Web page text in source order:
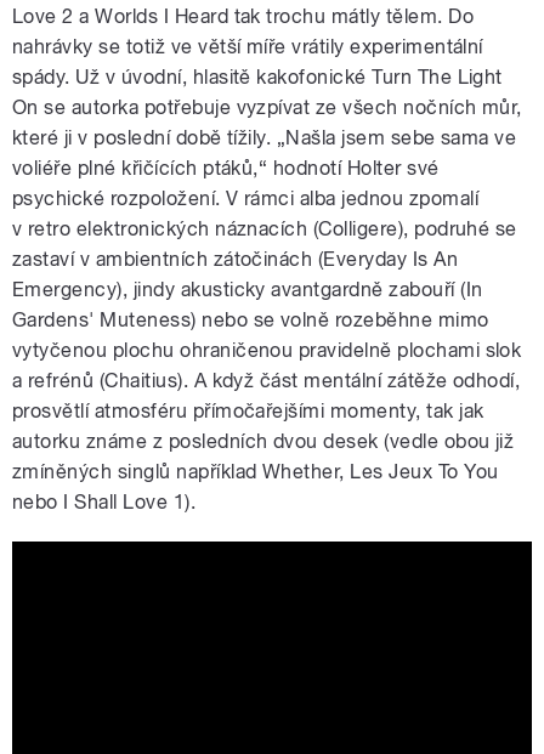
Love 2 a Worlds I Heard tak trochu mátly tělem. Do
nahrávky se totiž ve větší míře vrátily experimentální
spády. Už v úvodní, hlasitě kakofonické Turn The Light
On se autorka potřebuje vyzpívat ze všech nočních můr,
které ji v poslední době tížily. „Našla jsem sebe sama ve
voliéře plné křičících ptáků,“ hodnotí Holter své
psychické rozpoložení. V rámci alba jednou zpomalí
v retro elektronických náznacích (Colligere), podruhé se
zastaví v ambientních zátočinách (Everyday Is An
Emergency), jindy akusticky avantgardně zabouří (In
Gardens' Muteness) nebo se volně rozeběhne mimo
vytyčenou plochu ohraničenou pravidelně plochami slok
a refrénů (Chaitius). A když část mentální zátěže odhodí,
prosvětlí atmosféru přímočařejšími momenty, tak jak
autorku známe z posledních dvou desek (vedle obou již
zmíněných singlů například Whether, Les Jeux To You
nebo I Shall Love 1).